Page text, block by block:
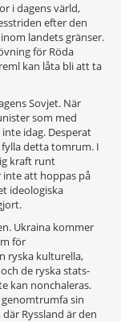
i dagens värld,
efter den
landets gränser.
för Röda
kan låta bli att ta
Sovjet. När
som med
idag. Desperat
detta tomrum. I
kraft runt
inte att hoppas på
ideologiska
Ukraina kommer
för
ryska kulturella,
de ryska stats-
kan nonchaleras.
sin
Ryssland är den